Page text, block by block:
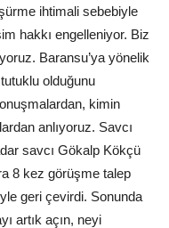
ihtimali sebebiyle
hakkı engelleniyor. Biz
Baransu’ya yönelik
olduğunu
kimin
anlıyoruz. Savcı
savcı Gökalp Kökçü
8 kez görüşme talep
geri çevirdi. Sonunda
artık açın, neyi